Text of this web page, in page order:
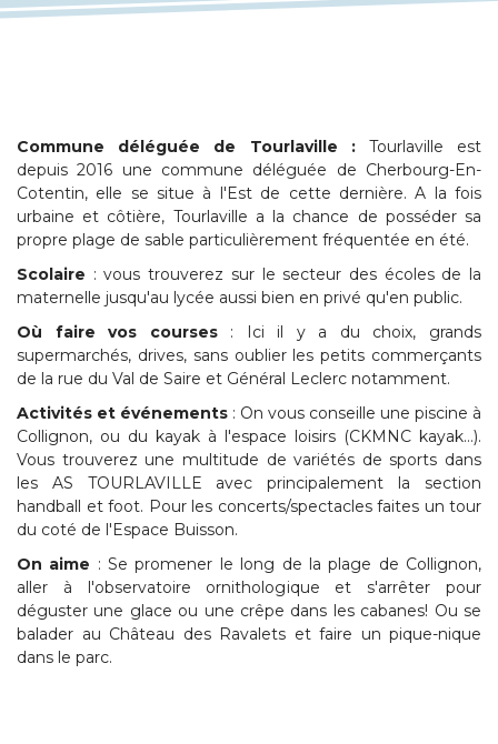
Commune déléguée de Tourlaville :Tourlaville est
depuis 2016 une commune déléguée de Cherbourg-En-
Cotentin, elle se situe à l'Est de cette dernière. A la fois
urbaine et côtière, Tourlaville a la chance de posséder sa
propre plage de sable particulièrement fréquentée en été.
Scolaire : vous trouverez sur le secteur des écoles de la
maternelle jusqu'au lycée aussi bien en privé qu'en public.
Où faire vos courses: Ici il y a du choix, grands
supermarchés, drives, sans oublier les petits commerçants
de la rue du Val de Saire et Général Leclerc notamment.
Activités et événements : On vous conseille une piscine à
Collignon, ou du kayak à l'espace loisirs (CKMNC kayak…).
Vous trouverez une multitude de variétés de sports dans
les AS TOURLAVILLE avec principalement la section
handball et foot. Pour les concerts/spectacles faites un tour
du coté de l'Espace Buisson.
On aime : Se promener le long de la plage de Collignon,
aller à l'observatoire ornithologique et s'arrêter pour
déguster une glace ou une crêpe dans les cabanes! Ou se
balader au Château des Ravalets et faire un pique-nique
dans le parc.